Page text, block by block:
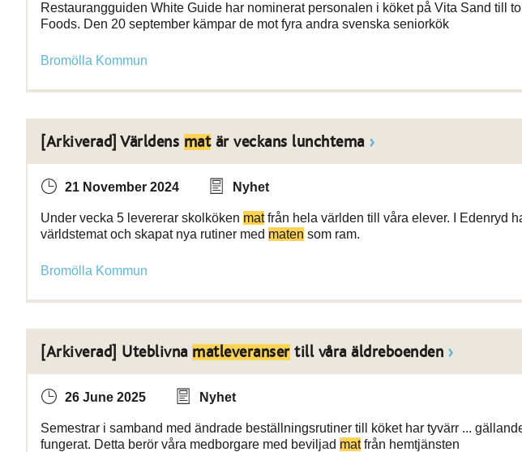
Restaurangguiden White Guide har nominerat personalen i köket på Vita Sand till
Foods. Den 20 september kämpar de mot fyra andra svenska seniorkök
Bromölla Kommun
[Arkiverad] Världens matär veckans lunchtema
21 November 2024 Nyhet
Under vecka 5 levererar skolköken matfrån hela världen till våra elever. I Edenryd
världstemat och skapat nya rutiner med maten som ram.
Bromölla Kommun
[Arkiverad] Uteblivna matleveransertill våra äldreboenden
26 June 2025 Nyhet
Semestrar i samband med ändrade beställningsrutiner till köket har tyvärr ...
fungerat. Detta berör våra medborgare med beviljad matfrån hemtjänsten